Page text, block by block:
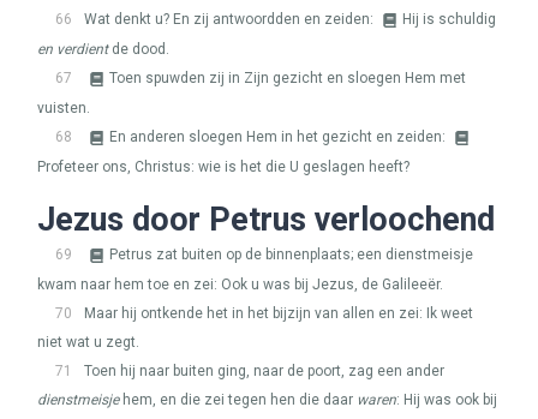
66
Wat denkt u? En zij antwoordden en zeiden:
Hij is schuldig
en verdientde dood.
67
Toen spuwden zij in Zijn gezicht en sloegen Hem met
vuisten.
68
En anderen sloegen Hem in het gezicht en zeiden:
Profeteer ons, Christus: wie is het die U geslagen heeft?
Jezus door Petrus verloochend
69
Petrus zat buiten op de binnenplaats; een dienstmeisje
kwam naar hem toe en zei: Ook u was bij Jezus, de Galileeër.
70
Maar hij ontkende het in het bijzijn van allen en zei: Ik weet
niet wat u zegt.
71
Toen hij naar buiten ging, naar de poort, zag een ander
dienstmeisjehem, en die zei tegen hen die daar waren: Hij was ook bij